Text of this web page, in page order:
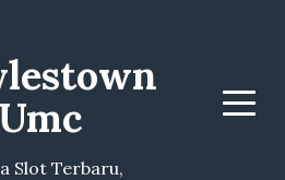
Umc
Slot Terbaru,
Menu